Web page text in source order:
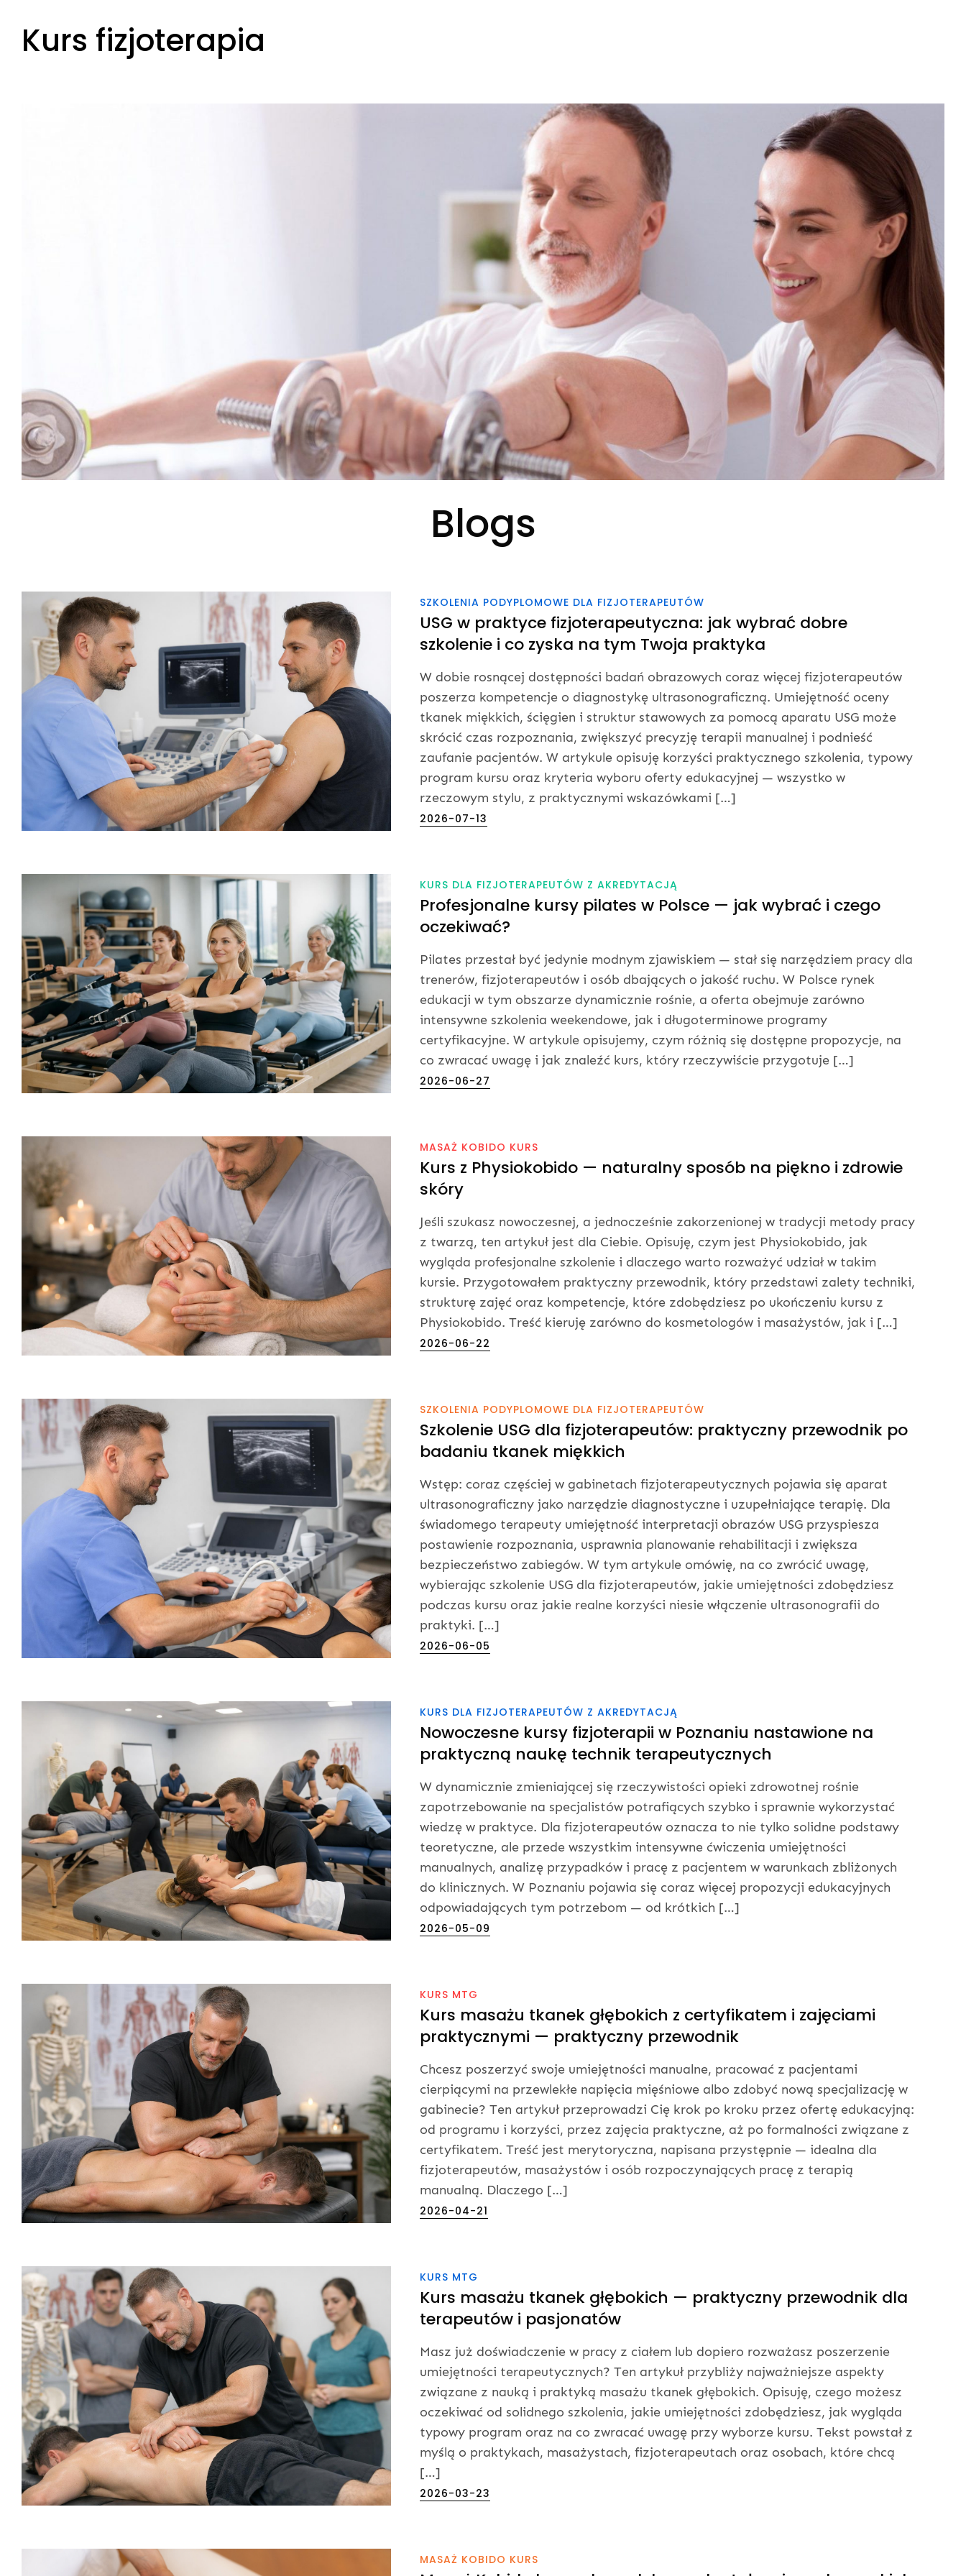
contentKurs fizjoterapia
Blogs
SZKOLENIA PODYPLOMOWE DLA FIZJOTERAPEUTÓW
USG w praktyce fizjoterapeutyczna: jak wybrać dobre
szkolenie i co zyska na tym Twoja praktyka
W dobie rosnącej dostępności badań obrazowych coraz więcej fizjoterapeutów
poszerza kompetencje o diagnostykę ultrasonograficzną. Umiejętność oceny
tkanek miękkich, ścięgien i struktur stawowych za pomocą aparatu USG może
skrócić czas rozpoznania, zwiększyć precyzję terapii manualnej i podnieść
zaufanie pacjentów. W artykule opisuję korzyści praktycznego szkolenia, typowy
program kursu oraz kryteria wyboru oferty edukacyjnej — wszystko w
rzeczowym stylu, z praktycznymi wskazówkami […]
Posted
2026-07-13
KURS DLA FIZJOTERAPEUTÓW Z AKREDYTACJĄ
Profesjonalne kursy pilates w Polsce — jak wybrać i czego
oczekiwać?
Pilates przestał być jedynie modnym zjawiskiem — stał się narzędziem pracy dla
trenerów, fizjoterapeutów i osób dbających o jakość ruchu. W Polsce rynek
edukacji w tym obszarze dynamicznie rośnie, a oferta obejmuje zarówno
intensywne szkolenia weekendowe, jak i długoterminowe programy
certyfikacyjne. W artykule opisujemy, czym różnią się dostępne propozycje, na
co zwracać uwagę i jak znaleźć kurs, który rzeczywiście przygotuje […]
Posted
2026-06-27
MASAŻ KOBIDO KURS
Kurs z Physiokobido — naturalny sposób na piękno i zdrowie
skóry
Jeśli szukasz nowoczesnej, a jednocześnie zakorzenionej w tradycji metody pracy
z twarzą, ten artykuł jest dla Ciebie. Opisuję, czym jest Physiokobido, jak
wygląda profesjonalne szkolenie i dlaczego warto rozważyć udział w takim
kursie. Przygotowałem praktyczny przewodnik, który przedstawi zalety techniki,
strukturę zajęć oraz kompetencje, które zdobędziesz po ukończeniu kursu z
Physiokobido. Treść kieruję zarówno do kosmetologów i masażystów, jak i […]
Posted
2026-06-22
SZKOLENIA PODYPLOMOWE DLA FIZJOTERAPEUTÓW
Szkolenie USG dla fizjoterapeutów: praktyczny przewodnik po
badaniu tkanek miękkich
Wstęp: coraz częściej w gabinetach fizjoterapeutycznych pojawia się aparat
ultrasonograficzny jako narzędzie diagnostyczne i uzupełniające terapię. Dla
świadomego terapeuty umiejętność interpretacji obrazów USG przyspiesza
postawienie rozpoznania, usprawnia planowanie rehabilitacji i zwiększa
bezpieczeństwo zabiegów. W tym artykule omówię, na co zwrócić uwagę,
wybierając szkolenie USG dla fizjoterapeutów, jakie umiejętności zdobędziesz
podczas kursu oraz jakie realne korzyści niesie włączenie ultrasonografii do
praktyki. […]
Posted
2026-06-05
KURS DLA FIZJOTERAPEUTÓW Z AKREDYTACJĄ
Nowoczesne kursy fizjoterapii w Poznaniu nastawione na
praktyczną naukę technik terapeutycznych
W dynamicznie zmieniającej się rzeczywistości opieki zdrowotnej rośnie
zapotrzebowanie na specjalistów potrafiących szybko i sprawnie wykorzystać
wiedzę w praktyce. Dla fizjoterapeutów oznacza to nie tylko solidne podstawy
teoretyczne, ale przede wszystkim intensywne ćwiczenia umiejętności
manualnych, analizę przypadków i pracę z pacjentem w warunkach zbliżonych
do klinicznych. W Poznaniu pojawia się coraz więcej propozycji edukacyjnych
odpowiadających tym potrzebom — od krótkich […]
Posted
2026-05-09
KURS MTG
Kurs masażu tkanek głębokich z certyfikatem i zajęciami
praktycznymi — praktyczny przewodnik
Chcesz poszerzyć swoje umiejętności manualne, pracować z pacjentami
cierpiącymi na przewlekłe napięcia mięśniowe albo zdobyć nową specjalizację w
gabinecie? Ten artykuł przeprowadzi Cię krok po kroku przez ofertę edukacyjną:
od programu i korzyści, przez zajęcia praktyczne, aż po formalności związane z
certyfikatem. Treść jest merytoryczna, napisana przystępnie — idealna dla
fizjoterapeutów, masażystów i osób rozpoczynających pracę z terapią
manualną. Dlaczego […]
Posted
2026-04-21
KURS MTG
Kurs masażu tkanek głębokich — praktyczny przewodnik dla
terapeutów i pasjonatów
Masz już doświadczenie w pracy z ciałem lub dopiero rozważasz poszerzenie
umiejętności terapeutycznych? Ten artykuł przybliży najważniejsze aspekty
związane z nauką i praktyką masażu tkanek głębokich. Opisuję, czego możesz
oczekiwać od solidnego szkolenia, jakie umiejętności zdobędziesz, jak wygląda
typowy program oraz na co zwracać uwagę przy wyborze kursu. Tekst powstał z
myślą o praktykach, masażystach, fizjoterapeutach oraz osobach, które chcą
[…]
Posted
2026-03-23
MASAŻ KOBIDO KURS